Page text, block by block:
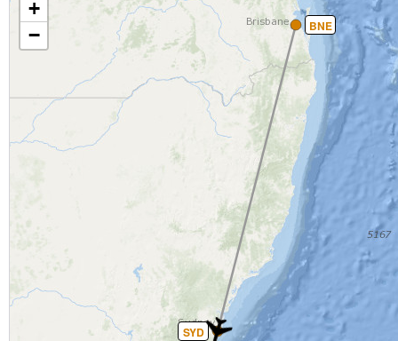
BNE
SYD
+
−